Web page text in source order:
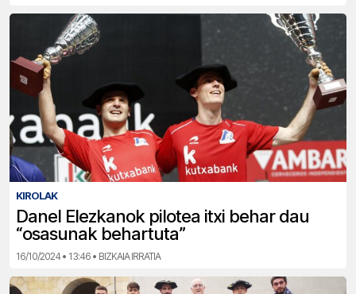
KIROLAK
Danel Elezkanok pilotea itxi behar dau
“osasunak behartuta”
16/10/2024 • 13:46 • BIZKAIA IRRATIA